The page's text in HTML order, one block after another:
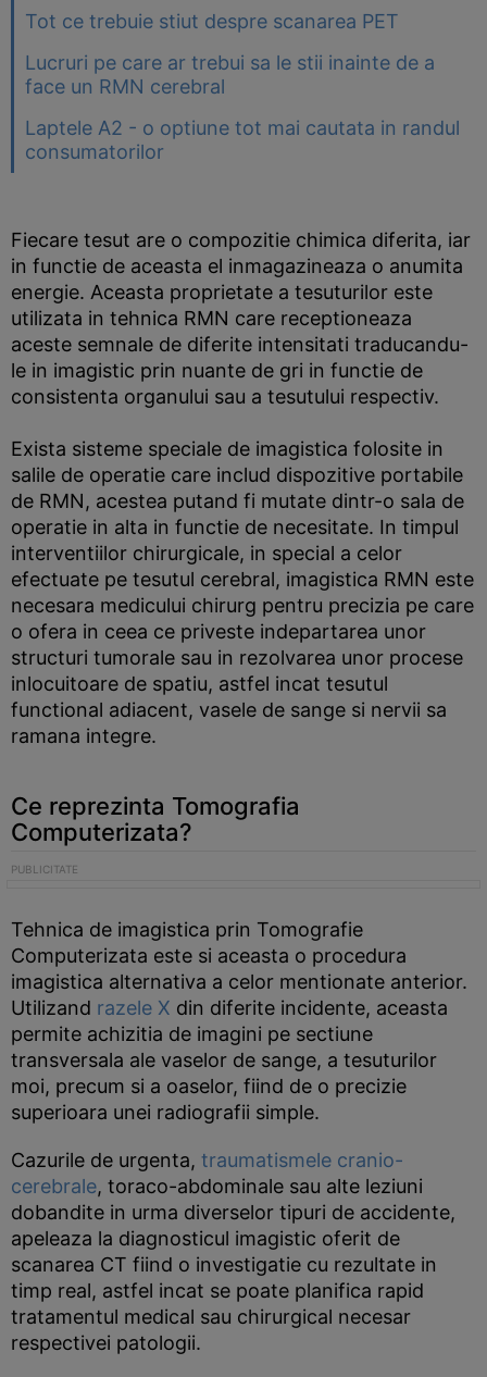
Tot ce trebuie stiut despre scanarea PET
Lucruri pe care ar trebui sa le stii inainte de a
face un RMN cerebral
Laptele A2 - o optiune tot mai cautata in randul
consumatorilor
Fiecare tesut are o compozitie chimica diferita, iar
in functie de aceasta el inmagazineaza o anumita
energie. Aceasta proprietate a tesuturilor este
utilizata in tehnica RMN care receptioneaza
aceste semnale de diferite intensitati traducandu-
le in imagistic prin nuante de gri in functie de
consistenta organului sau a tesutului respectiv.
Exista sisteme speciale de imagistica folosite in
salile de operatie care includ dispozitive portabile
de RMN, acestea putand fi mutate dintr-o sala de
operatie in alta in functie de necesitate. In timpul
interventiilor chirurgicale, in special a celor
efectuate pe tesutul cerebral, imagistica RMN este
necesara medicului chirurg pentru precizia pe care
o ofera in ceea ce priveste indepartarea unor
structuri tumorale sau in rezolvarea unor procese
inlocuitoare de spatiu, astfel incat tesutul
functional adiacent, vasele de sange si nervii sa
ramana integre.
Ce reprezinta Tomografia
Computerizata?
Tehnica de imagistica prin Tomografie
Computerizata este si aceasta o procedura
imagistica alternativa a celor mentionate anterior.
Utilizand razele X din diferite incidente, aceasta
permite achizitia de imagini pe sectiune
transversala ale vaselor de sange, a tesuturilor
moi, precum si a oaselor, fiind de o precizie
superioara unei radiografii simple.
Cazurile de urgenta, traumatismele cranio-
cerebrale, toraco-abdominale sau alte leziuni
dobandite in urma diverselor tipuri de accidente,
apeleaza la diagnosticul imagistic oferit de
scanarea CT fiind o investigatie cu rezultate in
timp real, astfel incat se poate planifica rapid
tratamentul medical sau chirurgical necesar
respectivei patologii.